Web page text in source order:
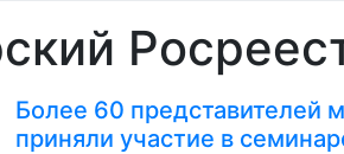
Более 60 представителей
приняли участие в